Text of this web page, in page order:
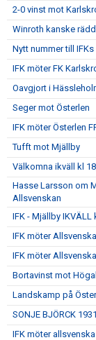
2-0 vinst mot
Winroth kanske
Nytt nummer till
IFK möter FK
Oavgjort i
Seger mot Österlen
IFK möter Österlen
Tufft mot Mjällby
Välkomna ikväll kl
Hasse Larsson om
Allsvenskan
IFK - Mjällby IKVÄLL
IFK möter
IFK möter
Bortavinst mot
Landskamp på
SONJE BJÖRCK
IFK möter